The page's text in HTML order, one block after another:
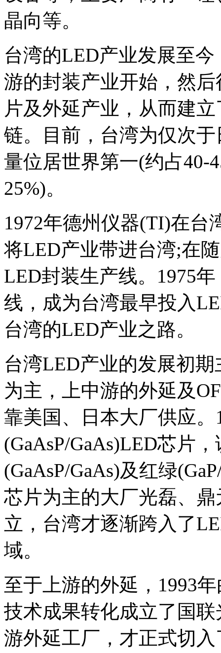
晶向等。
台湾的LED产业发展至
游的封装产业开始，然
片及外延产业，从而建
链。目前，台湾为仅次
量位居世界第一(约占40-
25%)。
1972年德州仪器(TI)在台
将LED产业带进台湾;在
LED封装生产线。1975
线，成为台湾最早投入
台湾的LED产业之路。
台湾LED产业的发展初
为主，上中游的外延及
靠美国、日本大厂供应
(GaAsP/GaAs)LED芯片
(GaAsP/GaAs)及红绿
芯片为主的大厂光磊、
立，台湾才逐渐跨入了
域。
至于上游的外延，1993
技术成果转化成立了国
游外延工厂，才正式切